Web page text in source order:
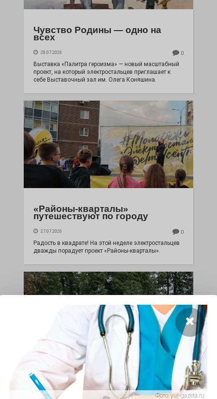
Чувство Родины — одно на
всех
28.07.2026 0
Выставка «Палитра героизма» — новый масштабный
проект, на который электростальцев приглашает к
себе Выставочный зал им. Олега Коняшина.
«Районы-кварталы»
путешествуют по городу
27.07.2026 0
Радость в квадрате! На этой неделе электростальцев
дважды порадует проект «Районы-кварталы».
100 футов под килем!
26.07.2026 0
Фото: yur-gazeta.ru